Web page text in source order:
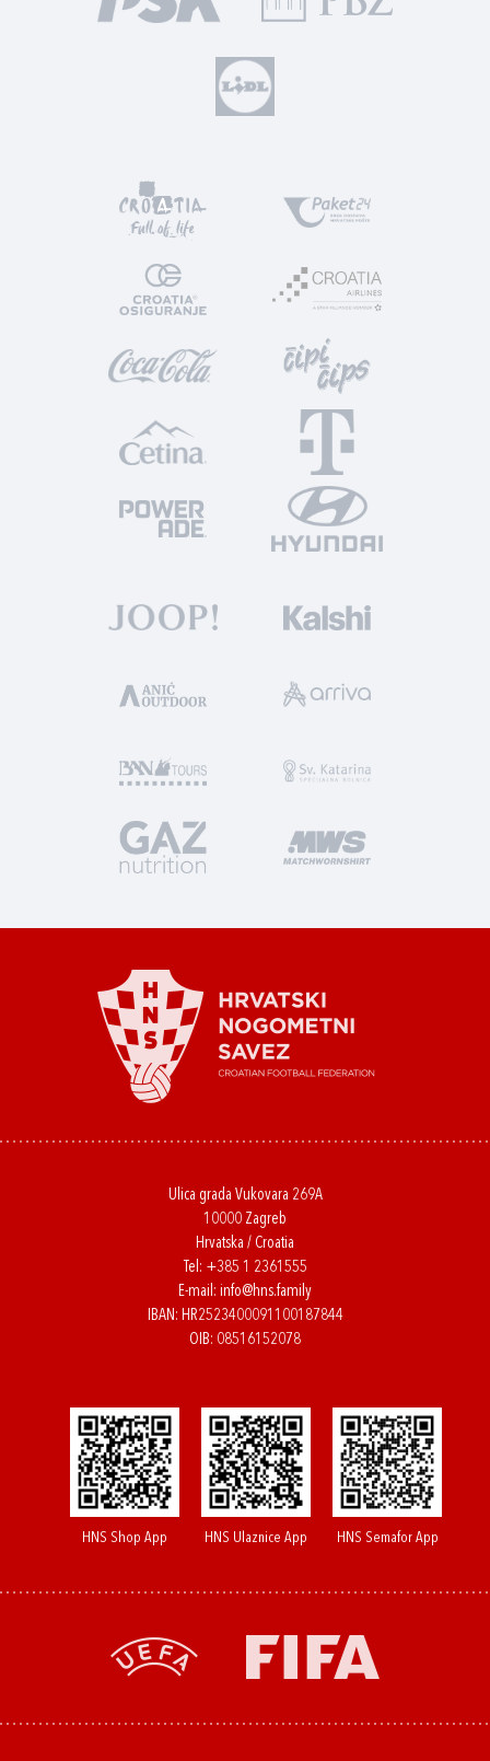
Ulica grada Vukovara 269A
10000 Zagreb
Hrvatska / Croatia
Tel: +385 1 2361555
E-mail: info@hns.family
IBAN: HR2523400091100187844
OIB: 08516152078
HNS Shop App HNS Ulaznice App HNS Semafor App